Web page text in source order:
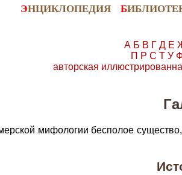
ЭНЦИКЛОПЕДИЯ Б
А Б В Г Д Е
П Р С Т У
авторская
мифологии бесполое